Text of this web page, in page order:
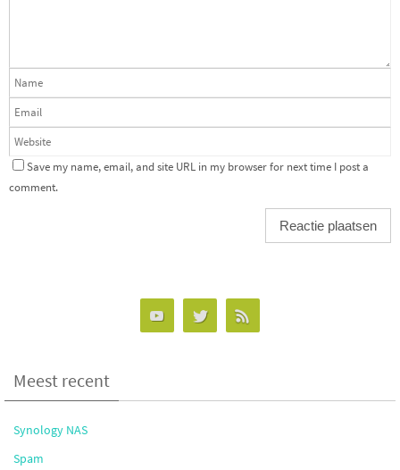
Save my name, email, and site URL in my browser for next time I post a
comment.
Meest recent
Synology NAS
Spam